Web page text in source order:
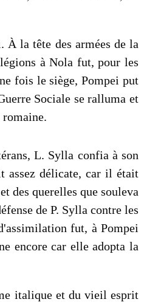
À la tête des armées de la
à Nola fut, pour les
fois le siège, Pompei put
Sociale se ralluma et
L. Sylla confia à son
assez délicate, car il était
des querelles que souleva
de P. Sylla contre les
fut, à Pompei
encore car elle adopta la
italique et du vieil esprit